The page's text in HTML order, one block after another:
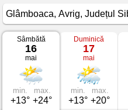
Vremea
Glâmboaca
16
mai
2026
Avrig,
Județul
Sâmbătă
16
mai
min.
+13°
max.
+24°
Duminică
17
mai
min.
+13°
max.
+20°